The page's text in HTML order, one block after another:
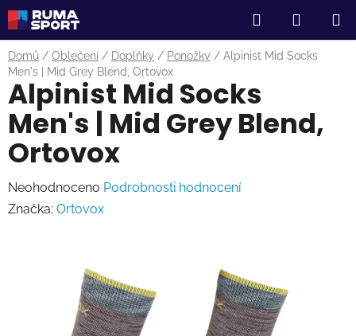
Přejít
na
obsah
Hledat
KOŠÍK
Domů / Oblečení / Doplňky / Ponožky / Alpinist Mid Socks
Men's | Mid Grey Blend, Ortovox
Alpinist Mid Socks
Men's | Mid Grey Blend,
Ortovox
Průměrné
hodnocení
Neohodnoceno Podrobnosti hodnocení
Značka: Ortovox